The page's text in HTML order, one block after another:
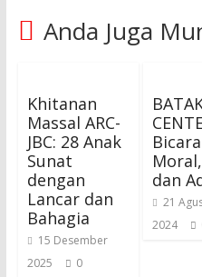
Anda Juga
Khitanan
Massal ARC-
JBC: 28 Anak
Sunat
dengan
Lancar dan
Bahagia
15 Desember
2025
0
dan
21
2024